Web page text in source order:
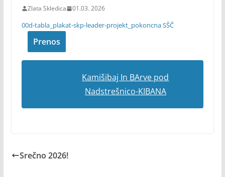
Zlata Skledica 01.03. 2026
00d-tabla_plakat-skp-leader-projekt_pokoncna SŠČ
Prenos
Kamišibaj In BArve pod
Nadstrešnico-KIBANA
Srečno 2026!